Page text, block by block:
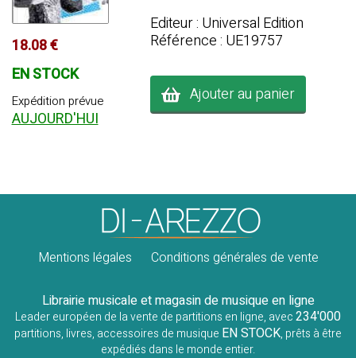
18.08 €
EN STOCK
Expédition prévue
AUJOURD'HUI
Editeur : Universal Edition
Référence : UE19757
Ajouter au panier
Mentions légales Conditions générales de vente
Librairie musicale et magasin de musique en ligne
Leader européen de la vente de partitions en ligne, avec234'000
partitions, livres, accessoires de musique EN STOCK, prêts à être
expédiés dans le monde entier.